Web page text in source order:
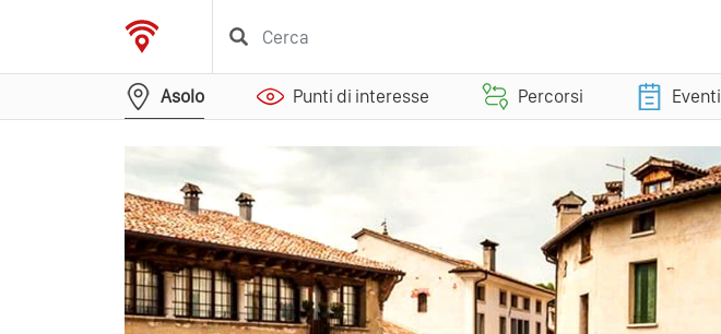
Asolo Punti di interesse Percorsi Eventi